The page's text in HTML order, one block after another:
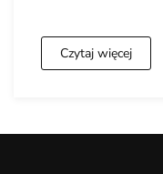
Czytaj więcej